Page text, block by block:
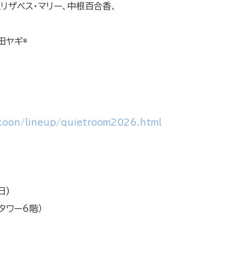
ザベス・マリー、中根百合香、
ヤギ*
lineup/quietroom2026.html
)
ー6階）